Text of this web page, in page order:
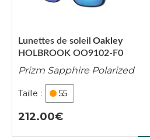
HOLBROOK OO9102-F0
Lunettes de soleil Oakley
Prizm Sapphire Polarized
55
212.00